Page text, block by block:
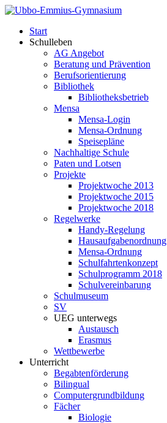
Start
Schulleben
AG Angebot
Beratung und Prävention
Berufsorientierung
Bibliothek
Bibliotheksbetrieb
Mensa
Mensa-Login
Mensa-Ordnung
Speisepläne
Nachhaltige Schule
Paten und Lotsen
Projekte
Projektwoche 2013
Projektwoche 2015
Projektwoche 2018
Regelwerke
Handy-Regelung
Hausaufgabenordnung
Mensa-Ordnung
Schulfahrtenkonzept
Schulprogramm 2018
Schulvereinbarung
Schulmuseum
SV
UEG unterwegs
Austausch
Erasmus
Wettbewerbe
Unterricht
Begabtenförderung
Bilingual
Computergrundbildung
Fächer
Biologie